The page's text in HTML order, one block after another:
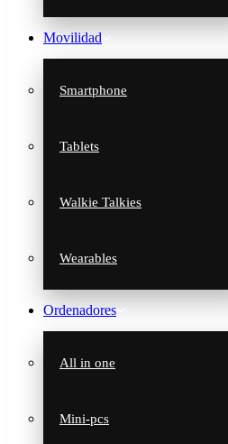
Movilidad
Smartphone
Tablets
Walkie Talkies
Wearables
Ordenadores
All in one
Mini-pcs